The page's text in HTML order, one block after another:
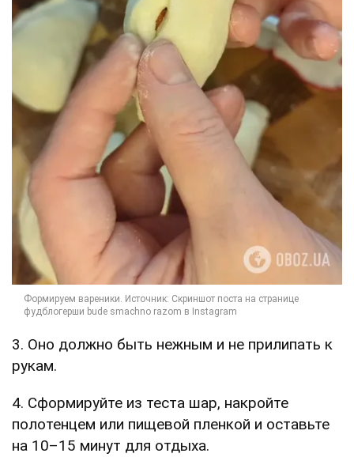
3. Оно должно быть нежным и не прилипать к
рукам.
4. Сформируйте из теста шар, накройте
полотенцем или пищевой пленкой и оставьте
на 10–15 минут для отдыха.